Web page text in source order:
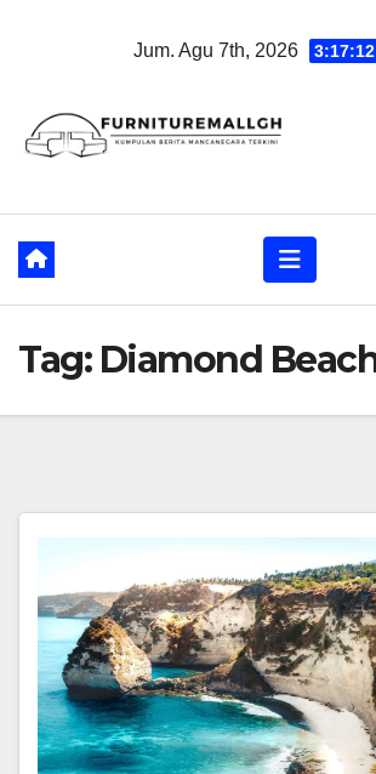
Jum. Agu 7th, 2026
Tag: Diamond